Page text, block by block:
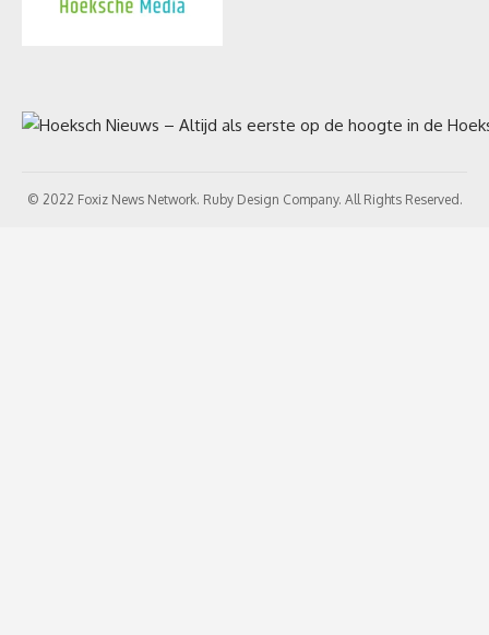
© 2022 Foxiz News Network. Ruby Design Company. All Rights Reserved.